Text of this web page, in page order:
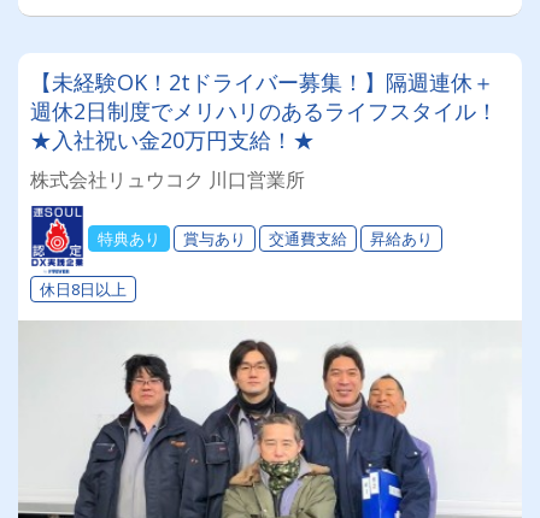
【未経験OK！2tドライバー募集！】隔週連休＋
週休2日制度でメリハリのあるライフスタイル！
★入社祝い金20万円支給！★
株式会社リュウコク 川口営業所
特典あり 賞与あり 交通費支給 昇給あり
休日8日以上